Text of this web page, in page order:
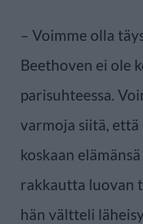
– Voimme olla
Beethoven ei ole
parisuhteessa.
varmoja siitä,
koskaan
rakkautta luovan
hän vältteli